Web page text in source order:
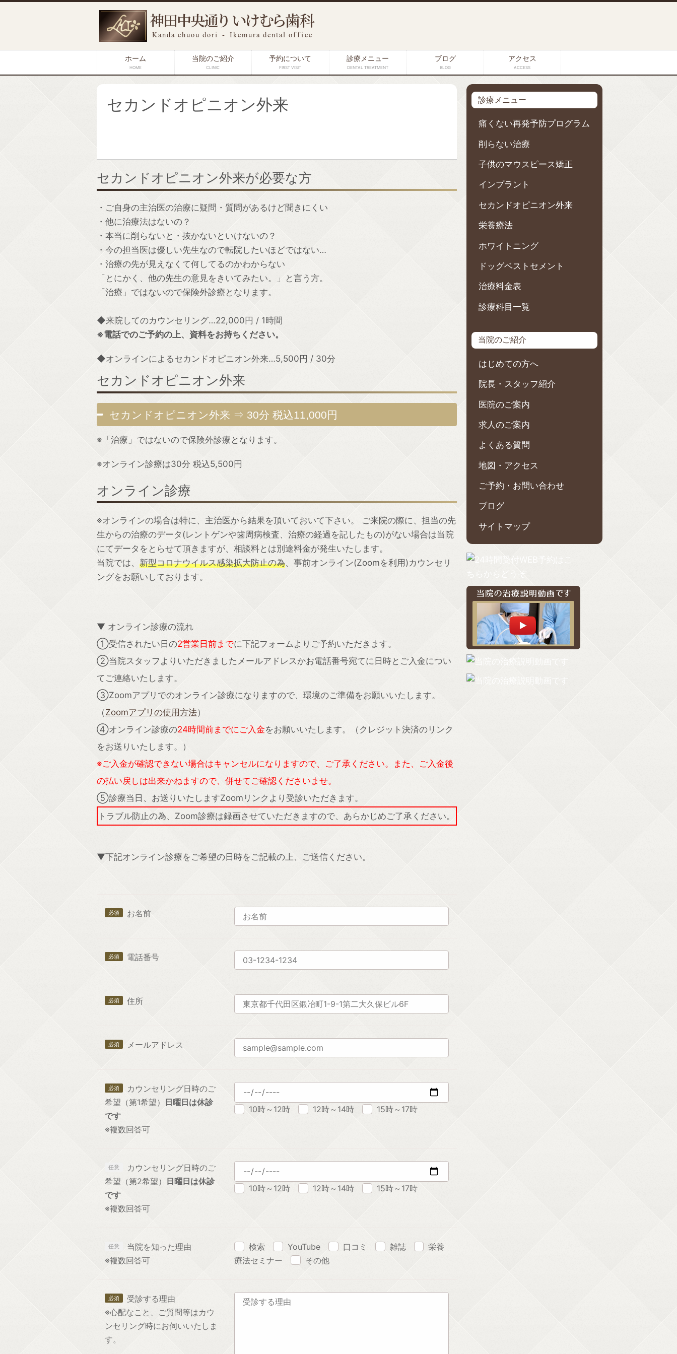
ホーム
HOME
当院のご紹介
CLINIC
予約について
FIRST VISIT
診療メニュー
DENTAL TREATMENT
ブログ
BLOG
アクセス
ACCESS
セカンドオピニオン外来
セカンドオピニオン外来が必要な方
・ご自身の主治医の治療に疑問・質問があるけど聞きにくい
・他に治療法はないの？
・本当に削らないと・抜かないといけないの？
・今の担当医は優しい先生なので転院したいほどではない…
・治療の先が見えなくて何してるのかわからない
「とにかく、他の先生の意見をきいてみたい。」と言う方。
「治療」ではないので保険外診療となります。
◆来院してのカウンセリング…22,000円 / 1時間
※電話でのご予約の上、資料をお持ちください。
◆オンラインによるセカンドオピニオン外来…5,500円 / 30分
セカンドオピニオン外来
セカンドオピニオン外来 ⇒ 30分 税込11,000円
※「治療」ではないので保険外診療となります。
※オンライン診療は30分 税込5,500円
オンライン診療
※オンラインの場合は特に、主治医から結果を頂いておいて下さい。 ご来院の際に、担当の先
生からの治療のデータ(レントゲンや歯周病検査、治療の経過を記したもの)がない場合は当院
にてデータをとらせて頂きますが、相談料とは別途料金が発生いたします。
当院では、 新型コロナウイルス感染拡大防止の為、事前オンライン(Zoomを利用)カウンセリ
ングをお願いしております。
▼ オンライン診療の流れ
①受信されたい日の2営業日前までに下記フォームよりご予約いただきます。
②当院スタッフよりいただきましたメールアドレスかお電話番号宛てに日時とご入金につい
てご連絡いたします。
③Zoomアプリでのオンライン診療になりますので、環境のご準備をお願いいたします。
（Zoomアプリの使用方法）
④オンライン診療の24時間前までにご入金をお願いいたします。（クレジット決済のリンク
をお送りいたします。）
※ご入金が確認できない場合はキャンセルになりますので、ご了承ください。また、ご入金後
の払い戻しは出来かねますので、併せてご確認くださいませ。
⑤診療当日、お送りいたしますZoomリンクより受診いただきます。
トラブル防止の為、Zoom診療は録画させていただきますので、あらかじめご了承ください。
▼下記オンライン診療をご希望の日時をご記載の上、ご送信ください。
お名前
電話番号
住所
メールアドレス
カウンセリング日時のご
希望（第1希望） 日曜日は休診
です
※複数回答可
10時～12時 12時～14時 15時～17時
カウンセリング日時のご
希望（第2希望） 日曜日は休診
です
※複数回答可
10時～12時 12時～14時 15時～17時
当院を知った理由
※複数回答可
検索 YouTube 口コミ 雑誌
栄養
療法セミナー
その他
受診する理由
※心配なこと、ご質問等はカウ
ンセリング時にお伺いいたしま
す。
診療メニュー
痛くない再発予防プログラム
削らない治療
子供のマウスピース矯正
インプラント
セカンドオピニオン外来
栄養療法
ホワイトニング
ドッグベストセメント
治療料金表
診療科目一覧
当院のご紹介
はじめての方へ
院長・スタッフ紹介
医院のご案内
求人のご案内
よくある質問
地図・アクセス
ご予約・お問い合わせ
ブログ
サイトマップ